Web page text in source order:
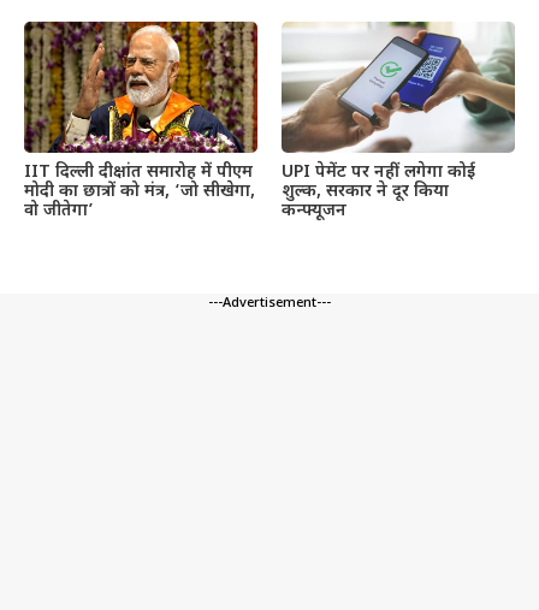
IIT दिल्ली दीक्षांत समारोह में पीएम
मोदी का छात्रों को मंत्र, ‘जो सीखेगा,
वो जीतेगा’
UPI पेमेंट पर नहीं लगेगा कोई
शुल्क, सरकार ने दूर किया
कन्फ्यूजन
---Advertisement---